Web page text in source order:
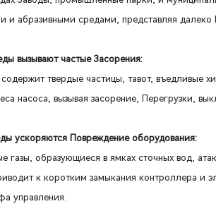
и абразивными средами, представляя
вызывают частые Засорения:
твердые частицы, тавот, въедливые
насоса, вызывая засорение, Перегрузки,
ускоряются Повреждение оборудования:
газы, образующиеся в ямках сточных вод,
к коротким замыкания контроллера и
управления.